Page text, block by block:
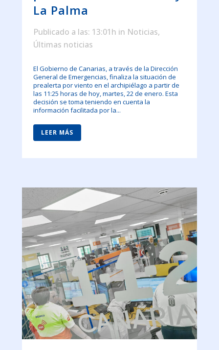
La Palma
Publicado a las: 13:01h in Noticias,
Últimas noticias
El Gobierno de Canarias, a través de la Dirección
General de Emergencias, finaliza la situación de
prealerta por viento en el archipiélago a partir de
las 11:25 horas de hoy, martes, 22 de enero. Esta
decisión se toma teniendo en cuenta la
información facilitada por la...
LEER MÁS